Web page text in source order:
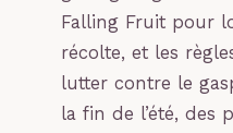
Falling Fruit pour
récolte, et les
lutter contre le
la fin de l’été, des